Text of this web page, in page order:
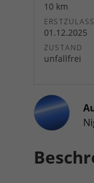
10 km
01.12.2025
ZUSTAND
unfallfrei